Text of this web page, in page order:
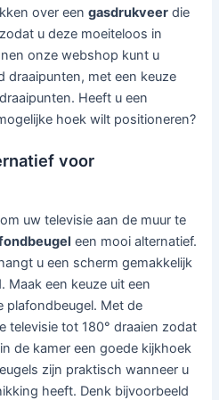
over eengasdrukveer die
u deze moeiteloos in
onze webshop kunt u
draaipunten, met een keuze
Heeft u een
hoek wilt positioneren?
voor
uw televisie aan de muur te
een mooi alternatief.
u een scherm gemakkelijk
Maak een keuze uit een
plafondbeugel. Met de
televisie tot 180° draaien zodat
de kamer een goede kijkhoek
zijn praktisch wanneer u
heeft. Denk bijvoorbeeld